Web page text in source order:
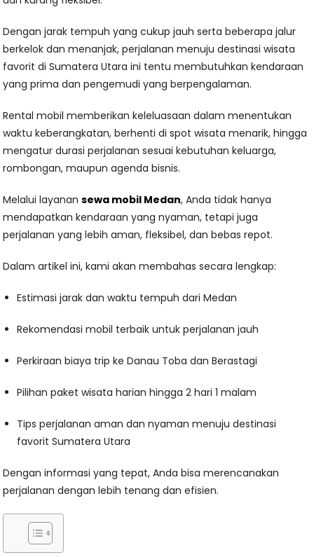
Dengan jarak tempuh yang cukup jauh serta beberapa jalur
berkelok dan menanjak, perjalanan menuju destinasi wisata
favorit di Sumatera Utara ini tentu membutuhkan kendaraan
yang prima dan pengemudi yang berpengalaman.
Rental mobil memberikan keleluasaan dalam menentukan
waktu keberangkatan, berhenti di spot wisata menarik, hingga
mengatur durasi perjalanan sesuai kebutuhan keluarga,
rombongan, maupun agenda bisnis.
Melalui layanansewa mobil Medan, Anda tidak hanya
mendapatkan kendaraan yang nyaman, tetapi juga
perjalanan yang lebih aman, fleksibel, dan bebas repot.
Dalam artikel ini, kami akan membahas secara lengkap:
Estimasi jarak dan waktu tempuh dari Medan
Rekomendasi mobil terbaik untuk perjalanan jauh
Perkiraan biaya trip ke Danau Toba dan Berastagi
Pilihan paket wisata harian hingga 2 hari 1 malam
Tips perjalanan aman dan nyaman menuju destinasi
favorit Sumatera Utara
Dengan informasi yang tepat, Anda bisa merencanakan
perjalanan dengan lebih tenang dan efisien.